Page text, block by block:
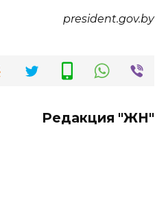
president.gov.by
Редакция "ЖН"